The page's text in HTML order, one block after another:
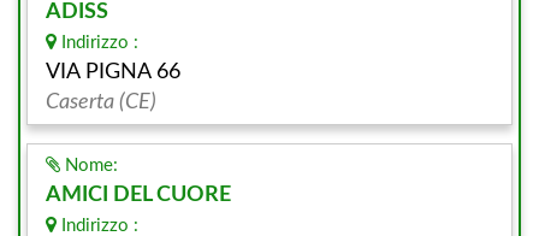
ADISS
Indirizzo :
VIA PIGNA 66
Caserta (CE)
Nome:
AMICI DEL CUORE
Indirizzo :